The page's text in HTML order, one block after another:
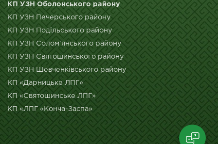
КП УЗН Оболонського району
КП УЗН Печерського району
КП УЗН Подільського району
КП УЗН Солом’янського району
КП УЗН Святошинського району
КП УЗН Шевченківського району
КП «Дарницьке ЛПГ»
КП «Святошинське ЛПГ»
КП «ЛПГ «Конча-Заспа»